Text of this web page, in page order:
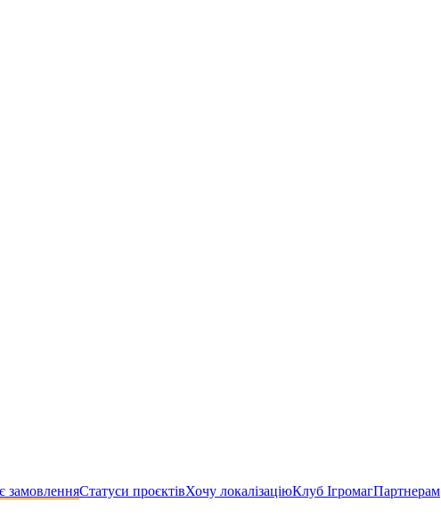
замовленняСтатуси проєктівХочу локалізаціюКлуб ІгромагПартнерам